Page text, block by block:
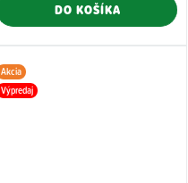
DO KOŠÍKA
Akcia
Výpredaj